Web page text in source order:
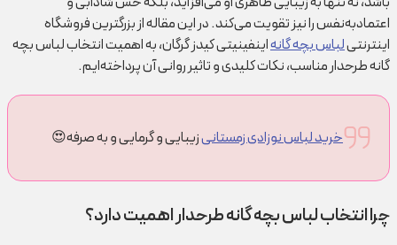
اعتمادبه‌نفس را نیز تقویت می‌کند. در این مقاله از بزرگترین فروشگاه
اینترنتیلباس بچه گانهاینفینیتی کیدز گرگان، به اهمیت انتخاب لباس بچه
گانه طرحدار مناسب، نکات کلیدی و تاثیر روانی آن پرداخته‌ایم.
خرید لباس نوزادی زمستانیزیبایی و گرمایی و به صرفه😍
چرا انتخاب لباس بچه گانه طرحدار اهمیت دارد؟